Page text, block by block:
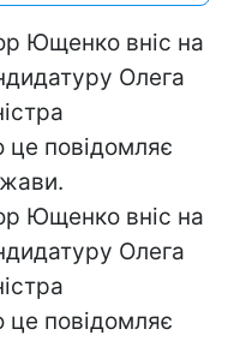
Ющенко вніс на
Олега
повідомляє
Ющенко вніс на
Олега
повідомляє